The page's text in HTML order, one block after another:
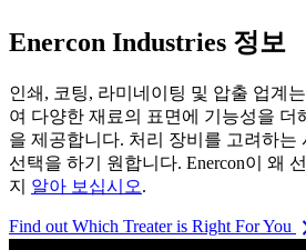
Enercon Industries 정보
인쇄, 코팅, 라미네이팅 및 압출 업계
여 다양한 재료의 표면에 기능성을 더
을 제공합니다. 처리 장비를 고려하는
선택을 하기 원합니다. Enercon이 왜
지 알아 보십시오.
Find out Which Treater is Right For You